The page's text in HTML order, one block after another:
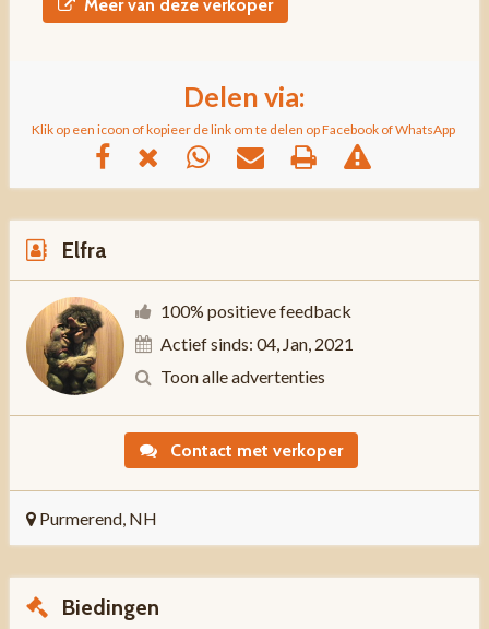
Meer van deze verkoper
Delen via:
Klik op een icoon of kopieer de link om te delen op Facebook of WhatsApp
Elfra
100% positieve feedback
Actief sinds: 04, Jan, 2021
Toon alle advertenties
Contact met verkoper
Purmerend, NH
Biedingen